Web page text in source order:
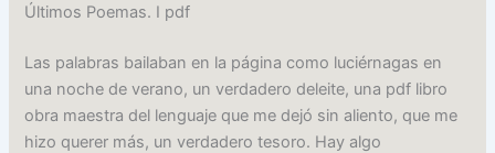
Últimos Poemas. I pdf
Las palabras bailaban en la página como luciérnagas en
una noche de verano, un verdadero deleite, una pdf libro
obra maestra del lenguaje que me dejó sin aliento, que me
hizo querer más, un verdadero tesoro. Hay algo